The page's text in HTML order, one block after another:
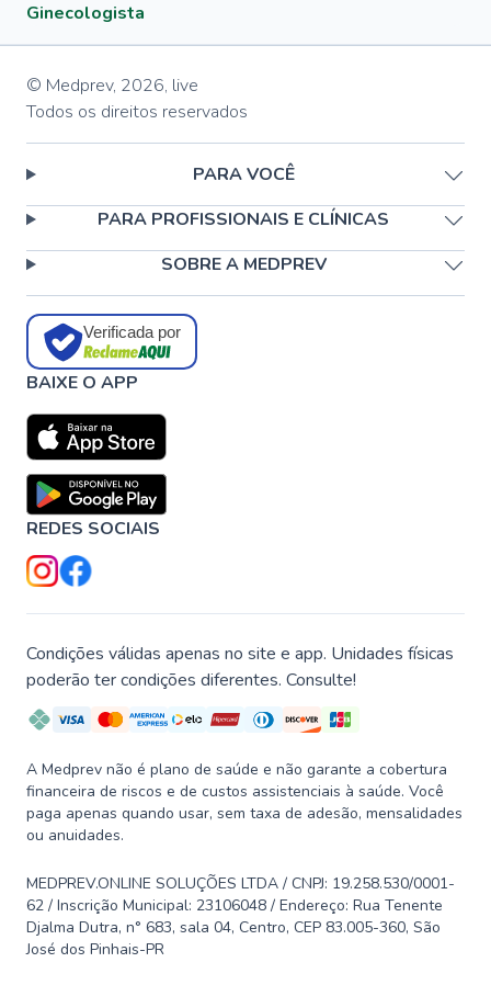
Ginecologista
© Medprev, 2026, live
Todos os direitos reservados
PARA VOCÊ
PARA PROFISSIONAIS E CLÍNICAS
SOBRE A MEDPREV
Verificada por
BAIXE O APP
REDES SOCIAIS
Condições válidas apenas no site e app. Unidades físicas
poderão ter condições diferentes. Consulte!
A Medprev não é plano de saúde e não garante a cobertura
financeira de riscos e de custos assistenciais à saúde. Você
paga apenas quando usar, sem taxa de adesão, mensalidades
ou anuidades.
MEDPREV.ONLINE SOLUÇÕES LTDA / CNPJ: 19.258.530/0001-
62 / Inscrição Municipal: 23106048 / Endereço: Rua Tenente
Djalma Dutra, n° 683, sala 04, Centro, CEP 83.005-360, São
José dos Pinhais-PR